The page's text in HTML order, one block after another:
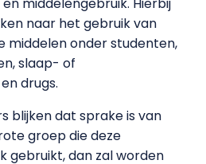
naar het gebruik van
middelen onder studenten,
slaap- of
drugs.
blijken dat sprake is van
groep die deze
gebruikt, dan zal worden